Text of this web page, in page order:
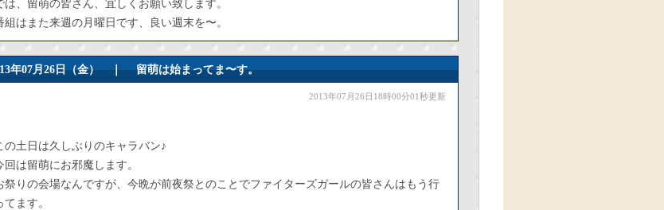
は、留萌の皆さん、宜しくお願い致します。
組はまた来週の月曜日です、良い週末を〜。
年07月26日（金） ｜留萌は始まってま〜す。
2013年07月26日18時00分01秒更新
の土日は久しぶりのキャラバン♪
回は留萌にお邪魔します。
祭りの会場なんですが、今晩が前夜祭とのことでファイターズガールの皆さんはもう行
てます。